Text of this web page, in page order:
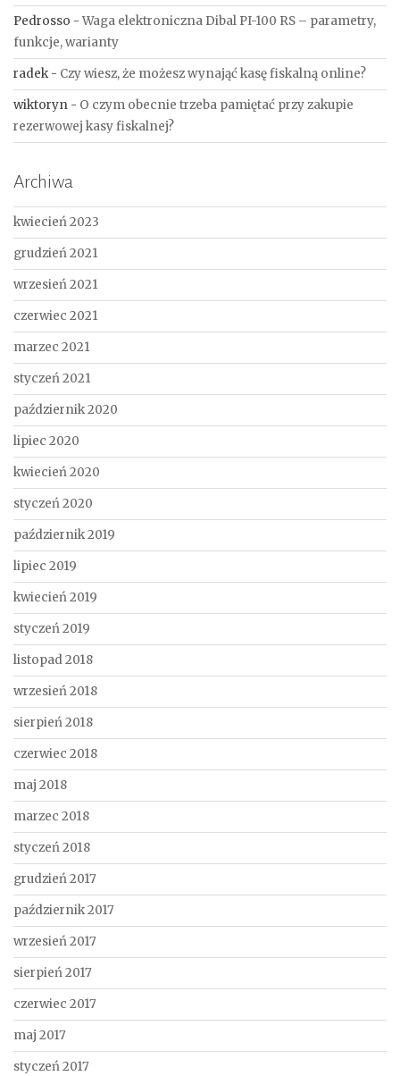
Pedrosso -Waga elektroniczna Dibal PI-100 RS – parametry,
funkcje, warianty
radek- Czy wiesz, że możesz wynająć kasę fiskalną online?
wiktoryn - O czym obecnie trzeba pamiętać przy zakupie
rezerwowej kasy fiskalnej?
Archiwa
kwiecień 2023
grudzień 2021
wrzesień 2021
czerwiec 2021
marzec 2021
styczeń 2021
październik 2020
lipiec 2020
kwiecień 2020
styczeń 2020
październik 2019
lipiec 2019
kwiecień 2019
styczeń 2019
listopad 2018
wrzesień 2018
sierpień 2018
czerwiec 2018
maj 2018
marzec 2018
styczeń 2018
grudzień 2017
październik 2017
wrzesień 2017
sierpień 2017
czerwiec 2017
maj 2017
styczeń 2017